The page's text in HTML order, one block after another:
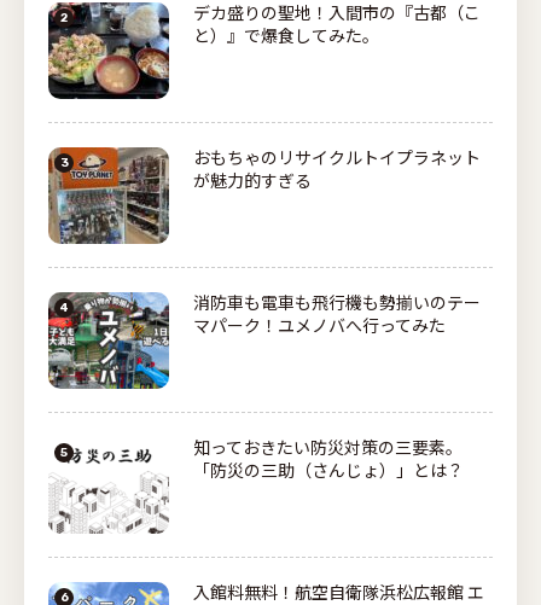
デカ盛りの聖地！入間市の『古都（こ
と）』で爆食してみた。
おもちゃのリサイクルトイプラネット
が魅力的すぎる
消防車も電車も飛行機も勢揃いのテー
マパーク！ユメノバへ行ってみた
知っておきたい防災対策の三要素。
「防災の三助（さんじょ）」とは？
入館料無料！航空自衛隊浜松広報館 エ